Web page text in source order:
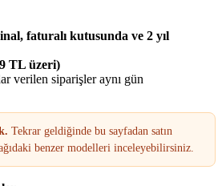
faturalı kutusunda ve 2 yıl
TL üzeri)
verilen siparişler aynı gün
Tekrar geldiğinde bu sayfadan satın
benzer modelleri inceleyebilirsiniz.